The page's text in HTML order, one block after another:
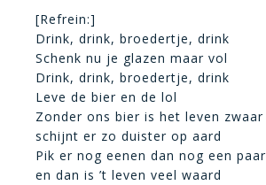
[Refrein:]
Drink, drink, broedertje, drink
Schenk nu je glazen maar vol
Drink, drink, broedertje, drink
Leve de bier en de lol
Zonder ons bier is het leven zwaar
schijnt er zo duister op aard
Pik er nog eenen dan nog een paar
en dan is ’t leven veel waard